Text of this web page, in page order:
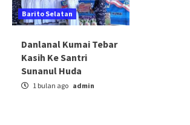
Barito Selatan
Danlanal Kumai Tebar
Kasih Ke Santri
Sunanul Huda
1 bulan ago admin